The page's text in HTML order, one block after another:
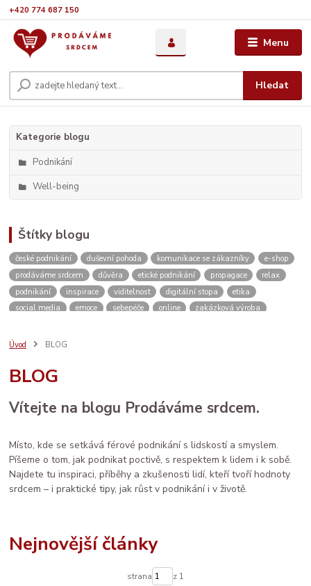
Menu
Hledat
+420 774 687 150
Kategorie blogu
Podnikání
Well-being
Štítky blogu
české podnikání duševní pohoda komunikace se zákazníky
e-shop
prodáváme srdcem
důvěra etické podnikání propagace
relax
podnikání
inspirace viditelnost digitální stopa
etika
social media
emoce sebepéče online
zakázková výroba
prodej
vánoce
děti
sítě
zdraví
Úvod BLOG
BLOG
Vítejte na blogu Prodáváme srdcem.
Místo, kde se setkává férové podnikání s lidskostí a smyslem.
Píšeme o tom, jak podnikat poctivě, s respektem k lidem i k sobě.
Najdete tu inspiraci, příběhy a zkušenosti lidí, kteří tvoří hodnoty
srdcem – i praktické tipy, jak růst v podnikání i v životě.
Nejnovější články
strana z 1